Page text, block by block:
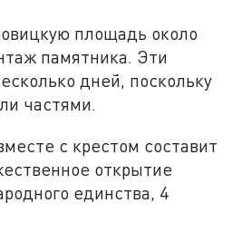
площадь около
памятника. Эти
дней, поскольку
частями.
с крестом составит
открытие
единства, 4